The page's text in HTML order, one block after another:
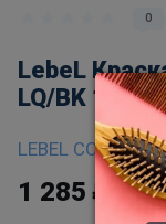
0
LebeL
LQ/BK 150гр
LEBEL
1 285 ₽